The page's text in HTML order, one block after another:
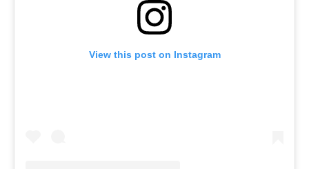
View this post on Instagram